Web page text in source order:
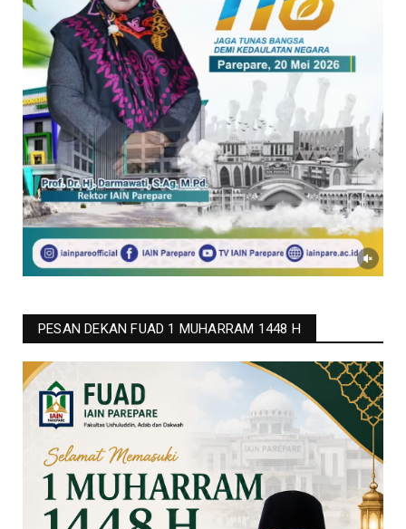
PESAN DEKAN FUAD 1 MUHARRAM 1448 H